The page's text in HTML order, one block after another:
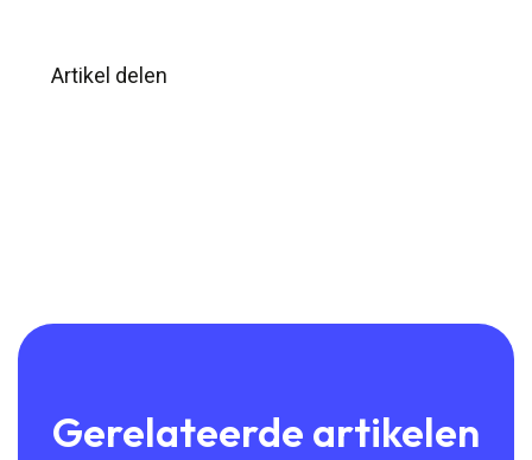
Artikel delen
Gerelateerde artikelen